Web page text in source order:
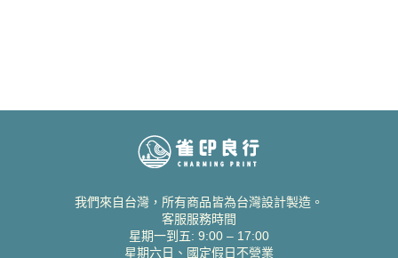
我們來自台灣，所有商品皆為台灣設計製造。
客服服務時間
星期一到五: 9:00 – 17:00
星期六日、國定假日不營業